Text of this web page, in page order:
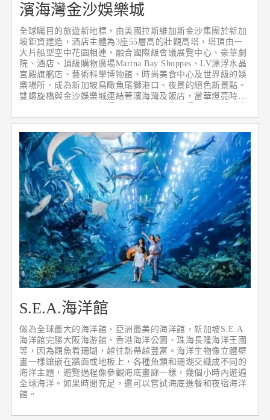
濱海灣金沙娛樂城
全球矚目的旅遊新地標，由美國拉斯維加斯金沙集團於新加
坡鉅資建造，酒店主體為3座55層高的壯觀高塔，塔頂由一
大片船型空中花園相連，融合國際級會議展覽中心、豪華劇
院、酒店、頂級購物廣場Marina Bay Shoppes、LV漂浮水晶
宮殿旗艦店、藝術科學博物館、時尚美食中心及世界級的娛
樂場所。成為新加坡鳥瞰魚尾獅港口、夜景的絕色新景點。
雙螺旋橋與金沙娛樂城連結著濱海灣及飯店，當華燈亮時，
人驚嘆的城市天際景觀，美不勝收。
S.E.A.海洋館
做為全球最大的海洋館、亞洲最美的海洋館，新加坡S.E.A.
海洋館完勝大阪海游館、香港海洋公園、珠海長隆海洋王國
等，因為觀魚看珊瑚，越往熱帶越豐富。海洋生物像立體壁
畫一樣鑲嵌在牆面或地板上，各種魚類和珊瑚交織成不同的
海洋主題，遊覽過程像參觀海底畫廊一樣，幾個小時內遊遍
全球海洋。如果時間充足，還可以嘗試海底進餐和夜宿海洋
館。